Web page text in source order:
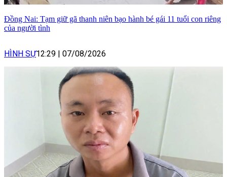
Đồng Nai: Tạm giữ gã thanh niên bạo hành bé gái 11 tuổi con riêng
của người tình
HÌNH SỰ12:29 | 07/08/2026